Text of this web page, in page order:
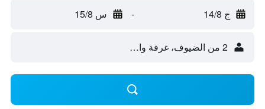
ج 14/8 - س 15/8
2 من الضيوف، غرفة واحدة